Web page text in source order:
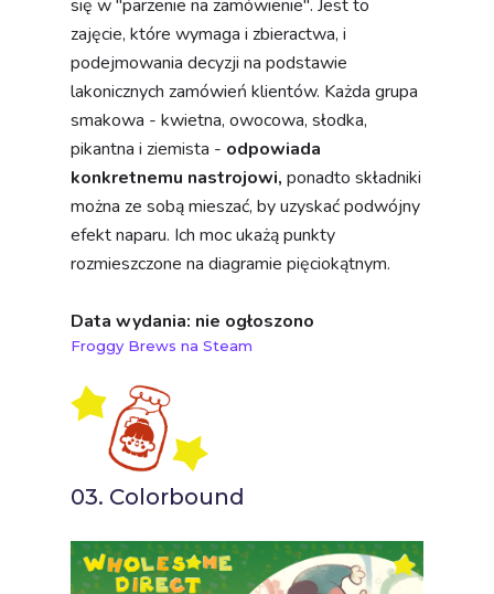
się w "parzenie na zamówienie". Jest to
zajęcie, które wymaga i zbieractwa, i
podejmowania decyzji na podstawie
lakonicznych zamówień klientów. Każda grupa
smakowa - kwietna, owocowa, słodka,
pikantna i ziemista - odpowiada
konkretnemu nastrojowi, ponadto składniki
można ze sobą mieszać, by uzyskać podwójny
efekt naparu. Ich moc ukażą punkty
rozmieszczone na diagramie pięciokątnym.
Data wydania: nie ogłoszono
Froggy Brews na Steam
03. Colorbound